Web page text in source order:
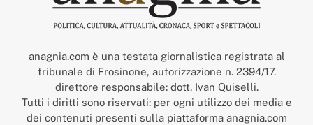
anagnia.com è una testata giornalistica registrata al
tribunale di Frosinone, autorizzazione n. 2394/17.
direttore responsabile: dott. Ivan Quiselli.
Tutti i diritti sono riservati: per ogni utilizzo dei media e
dei contenuti presenti sulla piattaforma anagnia.com